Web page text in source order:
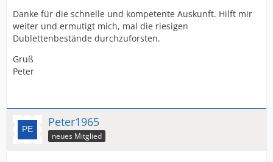
Danke für die schnelle und kompetente Auskunft. Hilft mir
weiter und ermutigt mich, mal die riesigen
Dublettenbestände durchzuforsten.
Gruß
Peter
Peter1965
neues Mitglied